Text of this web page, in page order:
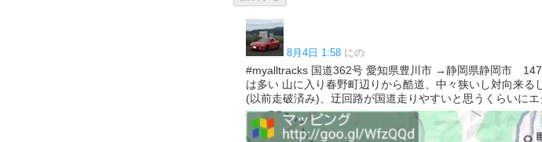
8月4日 1:58 にの
#myalltracks 国道362号 愛知県豊川市 →静岡県静岡市
は多い 山に入り春野町辺りから酷道、中々狭いし対向来
(以前走破済み)、迂回路が国道走りやすいと思うくらいに